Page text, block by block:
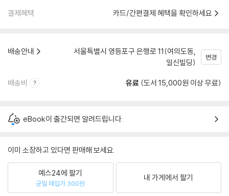
결제혜택 카드/간편결제 혜택을 확인하세요
배송안내
서울특별시 영등포구 은행로 11(여의도동,
일신빌딩)
변경
배송비 유료 (도서 15,000원 이상 무료)
eBook이 출간되면 알려드립니다.
이미 소장하고 있다면 판매해 보세요.
예스24에 팔기
균일 매입가 300원
내 가게에서 팔기